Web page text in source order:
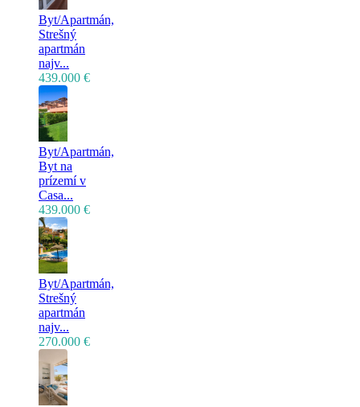
Byt/Apartmán,
Strešný
apartmán
najv...
439.000 €
Byt/Apartmán,
Byt na
prízemí v
Casa...
439.000 €
Byt/Apartmán,
Strešný
apartmán
najv...
270.000 €